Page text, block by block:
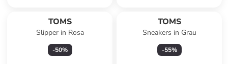
TOMS
Slipper in Rosa
-50%
TOMS
Sneakers in Grau
-55%